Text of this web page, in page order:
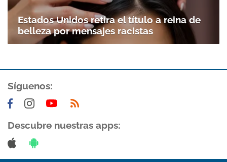
Estados Unidos retira el título a reina de
belleza por mensajes racistas
Síguenos:
Descubre nuestras apps: